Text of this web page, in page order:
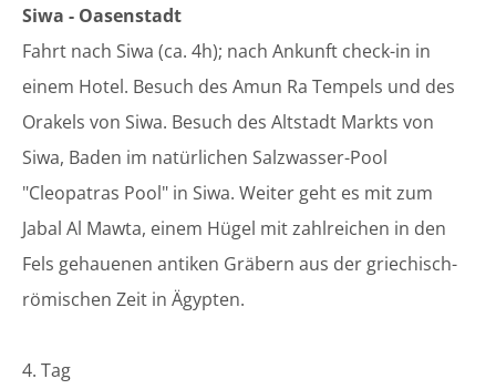
Siwa - Oasenstadt
Fahrt nach Siwa (ca. 4h); nach Ankunft check-in in
einem Hotel. Besuch des Amun Ra Tempels und des
Orakels von Siwa. Besuch des Altstadt Markts von
Siwa, Baden im natürlichen Salzwasser-Pool
"Cleopatras Pool" in Siwa. Weiter geht es mit zum
Jabal Al Mawta, einem Hügel mit zahlreichen in den
Fels gehauenen antiken Gräbern aus der griechisch-
römischen Zeit in Ägypten.
4. Tag